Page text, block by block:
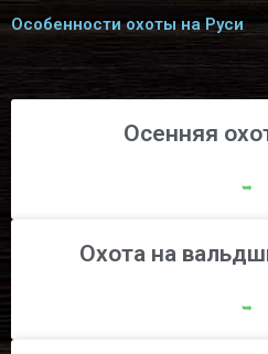
Особенности охоты на Руси
Осенняя
➥
Охота на
➥